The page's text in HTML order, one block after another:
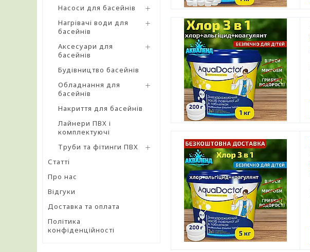
Насоси для басейнів
Нагрівачі води для
басейнів
Аксесуари для
басейнів
Будівництво басейнів
Обладнання для
басейнів
Накриття для басейнів
Лайнери ПВХ і
комплектуючі
Труби та фітинги ПВХ
Статті
Про нас
Відгуки
Доставка та оплата
Політика
конфіденційності